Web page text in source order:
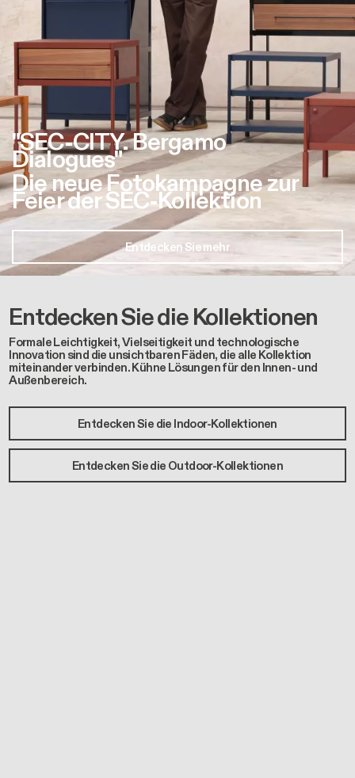
"SEC-CITY. Bergamo
Dialogues"
Die neue Fotokampagne zur
Feier der SEC-Kollektion
Entdecken Sie mehr
Entdecken Sie die Kollektionen
Formale Leichtigkeit, Vielseitigkeit und technologische
Innovation sind die unsichtbaren Fäden, die alle Kollektion
miteinander verbinden. Kühne Lösungen für den Innen- und
Außenbereich.
Entdecken Sie die Indoor-Kollektionen
Entdecken Sie die Outdoor-Kollektionen